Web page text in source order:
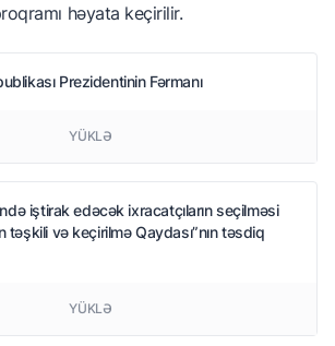
həyata keçirilir.
Prezidentinin Fərmanı
YÜKLƏ
iştirak edəcək ixracatçıların seçilməsi
təşkili və keçirilmə Qaydası”nın təsdiq
YÜKLƏ